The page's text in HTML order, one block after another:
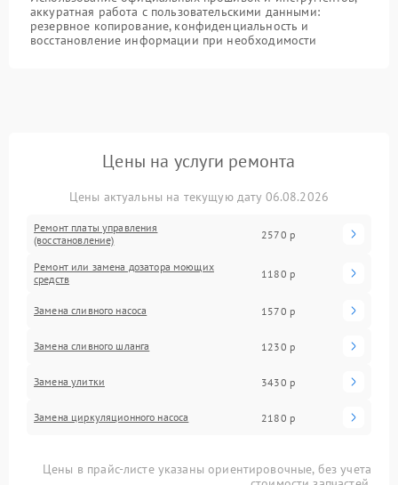
аккуратная работа с пользовательскими данными:
резервное копирование, конфиденциальность и
восстановление информации при необходимости
Цены на услуги ремонта
Цены актуальны на текущую дату 06.08.2026
Ремонт платы управления
(восстановление)
2570 р
Ремонт или замена дозатора моющих
средств
1180 р
Замена сливного насоса 1570 р
Замена сливного шланга 1230 р
Замена улитки 3430 р
Замена циркуляционного насоса 2180 р
Цены в прайс-листе указаны ориентировочные, без учета